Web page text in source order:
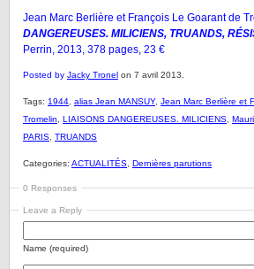
Jean Marc Berlière et François Le Goarant de
DANGEREUSES. MILICIENS, TRUANDS,
Perrin, 2013, 378 pages, 23 €
Posted by Jacky Tronel on 7 avril 2013.
Tags: 1944 alias Jean MANSUY, Jean Marc Berlière et
Tromelin
LIAISONS DANGEREUSES. MILICIENS
PARIS TRUANDS
Categories: ACTUALITÉS Dernières parutions
0 Responses
Leave a Reply
Name (required)